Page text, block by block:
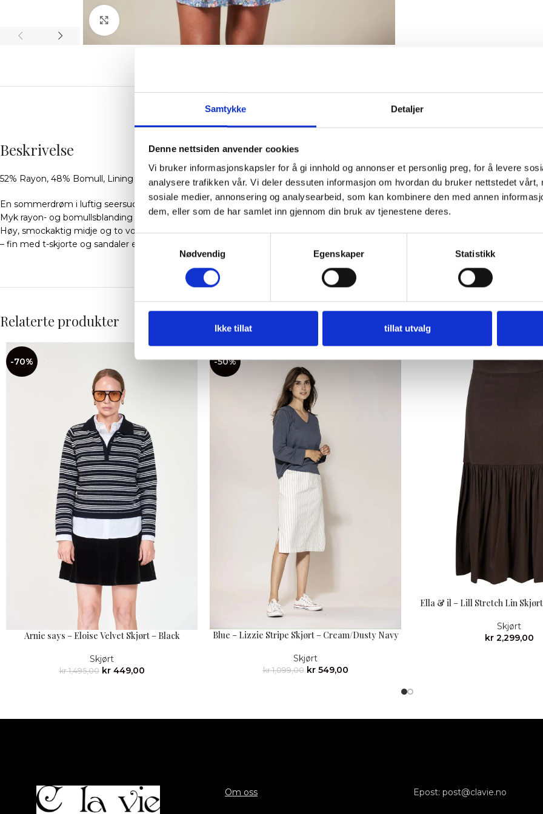
Samtykke Detaljer
Denne nettsiden anvender cookies
Vi bruker informasjonskapsler for å gi innhold og annonser et personlig preg, for å levere
analysere trafikken vår. Vi deler dessuten informasjon om hvordan du bruker nettstedet vårt,
sosiale medier, annonsering og analysearbeid, som kan kombinere den med annen
dem, eller som de har samlet inn gjennom din bruk av tjenestene deres.
Nødvendig
Egenskaper Statistikk
Ikke tillat tillat utvalg
Klikk for å forstørre
TILLEGGSINFORMASJON
Beskrivelse
52% Rayon, 48% Bomull, Lining 100% Bomull
En sommerdrøm i luftig seersucker med smale striper og naturlig rynket tekstur som holder deg sval.
Myk rayon- og bomullsblanding faller silkemykt og beholder fasongen.
Høy, smockaktig midje og to volanglag gir bevegelse og sjarm. Kort, men passe lengde
– fin med t-skjorte og sandaler eller en genser på kjølige kvelder.
Relaterte produkter
-70%
Arnie says – Eloise Velvet Skjørt – Black
Skjørt
kr1,495,00 kr449,00
-50%
Blue – Lizzie Stripe Skjørt – Cream/Dusty Navy
Skjørt
kr1,099,00 kr549,00
Ella & il – Lill Stretch Lin
Skjørt
kr2,299,00
Om oss Epost: post@clavie.no